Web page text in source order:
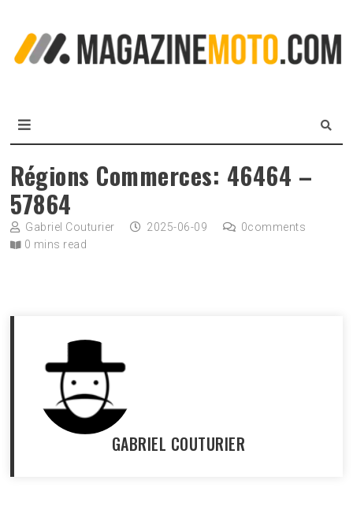
content
Régions Commerces: 46464 –
57864
Gabriel Couturier 2025-06-09 0comments
0 mins read
GABRIEL COUTURIER